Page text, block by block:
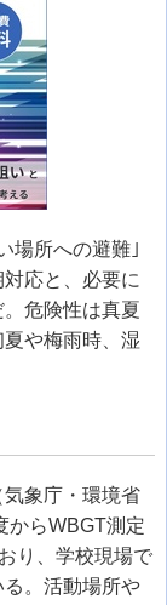
場所への避難｣
応と、必要に
危険性は真夏
や梅雨時、湿
象庁・環境省
からWBGT測定
り、学校現場で
。活動場所や